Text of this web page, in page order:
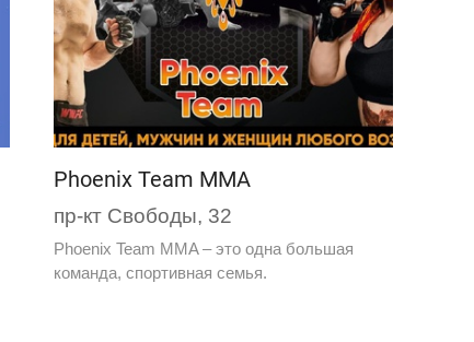
Phoenix Team MMA
пр-кт Свободы, 32
Phoenix Team MMA – это одна большая
команда, спортивная семья.